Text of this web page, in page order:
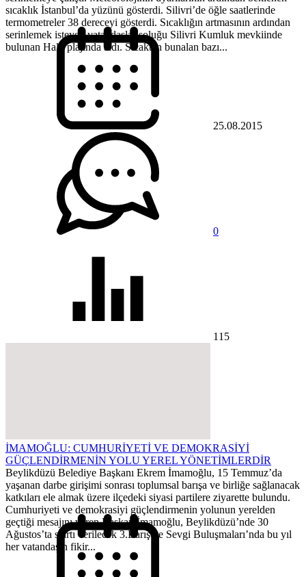
sıcaklık İstanbul’da yüzünü gösterdi. Silivri’de öğle saatlerinde
termometreler 38 dereceyi gösterdi. Sıcaklığın artmasının ardından
serinlemek isteyen vatandaşlar soluğu Silivri Kumluk mevkiinde
bulunan Halk plajında aldı. Sıcaktan bunalan bazı...
25.08.2015
0
115
İMAMOĞLU: CUMHURİYETİ VE DEMOKRASİYİ
GÜÇLENDİRMENİN YOLU YEREL YÖNETİMLERDİR
Beylikdüzü Belediye Başkanı Ekrem İmamoğlu, 15 Temmuz’da
yaşanan darbe girişimi sonrası toplumsal barışa ve birliğe sağlanacak
katkıları ele almak üzere ilçedeki siyasi partilere ziyarette bulundu.
Cumhuriyeti ve demokrasiyi güçlendirmenin yolunun yerelden
geçtiği mesajını veren Başkan İmamoğlu, Beylikdüzü’nde 30
Ağustos’ta startı verilecek 3.Barış ve Sevgi Buluşmaları’nda bu yıl
her vatandaşın fikir...